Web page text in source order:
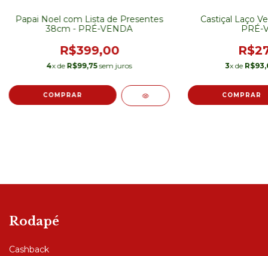
Papai Noel com Lista de Presentes
38cm - PRÉ-VENDA
R$399,00
4x de R$99,75sem juros
Castiçal Laço
PRÉ-
3x de
Rodapé
Cashback